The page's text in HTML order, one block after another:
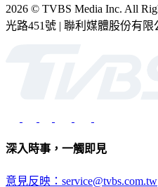
2026 © TVBS Media Inc. All
光路451號 | 聯利媒體股份有限
深入時事，一觸即見
意見反映：service@tvbs.com.tw